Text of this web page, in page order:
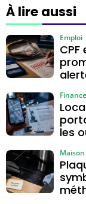
antenne TV
choisir
intérieur,
et
?
À lire aussi
Emploi
les
Finance
Maison